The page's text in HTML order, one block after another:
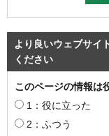
より良いウェブサイ
ください
このページの情報は
1：役に立った
2：ふつう